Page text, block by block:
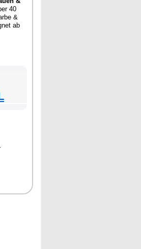
40
&
ab